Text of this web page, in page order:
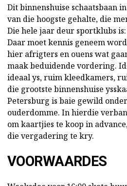
Dit binnenshuise schaatsbaan
van die hoogste gehalte, die
Die hele jaar deur sportklubs
Daar moet kennis geneem
hier afrigters en ouens wat
maak beduidende vordering.
ideaal ys, ruim kleedkamers,
die grootste binnenshuise
Petersburg is baie gewild
ouderdomme. In hierdie
om kaartjies te koop in
die vergadering te kry.
VOORWAARDES